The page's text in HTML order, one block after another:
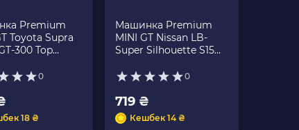
Premium
Toyota Supra
300 Top
0
18 ₴
Машинка Premium
MINI GT Nissan LB-
Super Silhouette S15
Formula Drift 1:64
0
719 ₴
Кешбек 14 ₴